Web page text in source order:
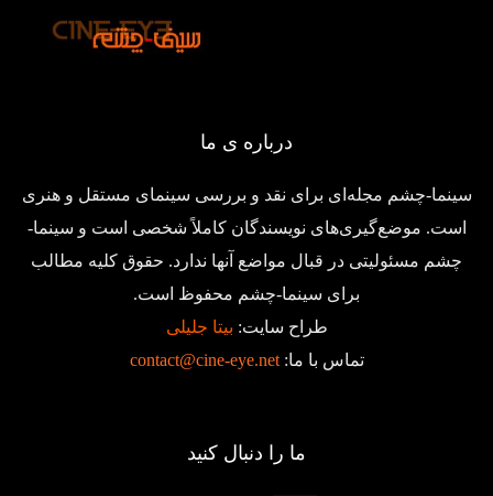
درباره ی ما
سینما-چشم مجله‌ای برای نقد و بررسی سینمای مستقل و هنری
است. موضع‌گیری‌های نویسندگان کاملاً شخصی است و سینما-
چشم مسئولیتی در قبال مواضع آنها ندارد. حقوق کلیه مطالب
برای سینما-چشم محفوظ است.
طراح سایت: بیتا جلیلی
تماس با ما:contact@cine-eye.net
ما را دنبال کنید